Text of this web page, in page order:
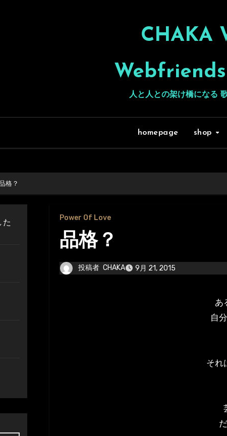
CHAKA
人と人との架け橋になる
homepage shop
格？
た Power Of Love
品格？
投稿者 CHAKA 9月 21, 2015
あ
自
それ